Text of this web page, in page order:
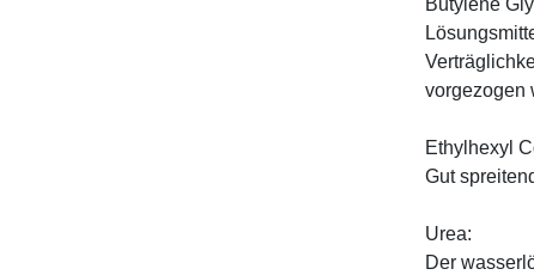
vorgezogen
Ethylhexyl
Gut
Urea:
Der